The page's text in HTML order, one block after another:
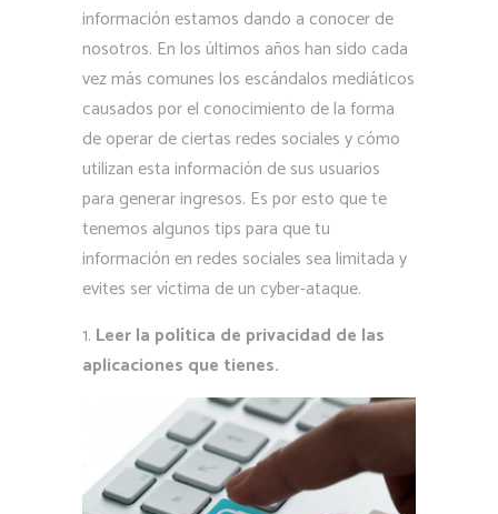
información estamos dando a conocer de
nosotros. En los últimos años han sido cada
vez más comunes los escándalos mediáticos
causados por el conocimiento de la forma
de operar de ciertas redes sociales y cómo
utilizan esta información de sus usuarios
para generar ingresos. Es por esto que te
tenemos algunos tips para que tu
información en redes sociales sea limitada y
evites ser víctima de un cyber-ataque.
Leer la política de privacidad de las
aplicaciones que tienes.